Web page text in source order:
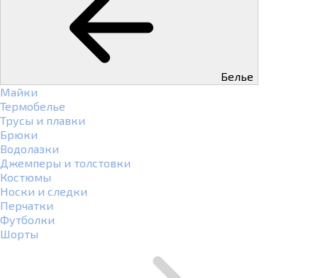
Белье
Майки
Термобелье
Трусы и плавки
Брюки
Водолазки
Джемперы и толстовки
Костюмы
Носки и следки
Перчатки
Футболки
Шорты